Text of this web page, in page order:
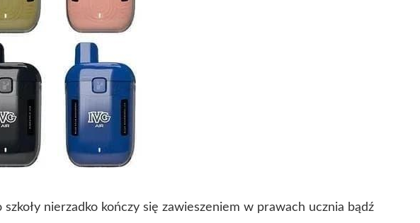
nierzadko kończy się zawieszeniem w prawach ucznia bądź